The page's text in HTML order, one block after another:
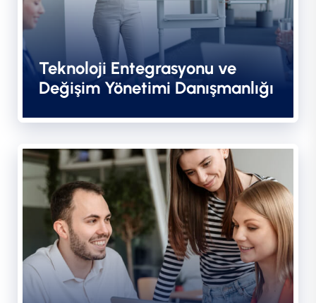
Teknoloji Entegrasyonu ve
Değişim Yönetimi Danışmanlığı